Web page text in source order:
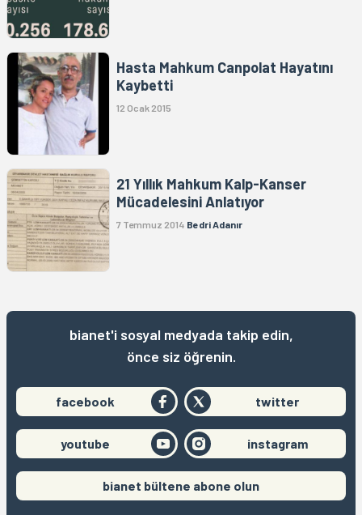
Hasta Mahkum Canpolat Hayatını
Kaybetti
12 Ocak 2015
21 Yıllık Mahkum Kalp-Kanser
Mücadelesini Anlatıyor
7 Temmuz 2014 Bedri Adanır
bianet'i sosyal medyada takip edin,
önce siz öğrenin.
facebook twitter
youtube instagram
bianet bültene abone olun